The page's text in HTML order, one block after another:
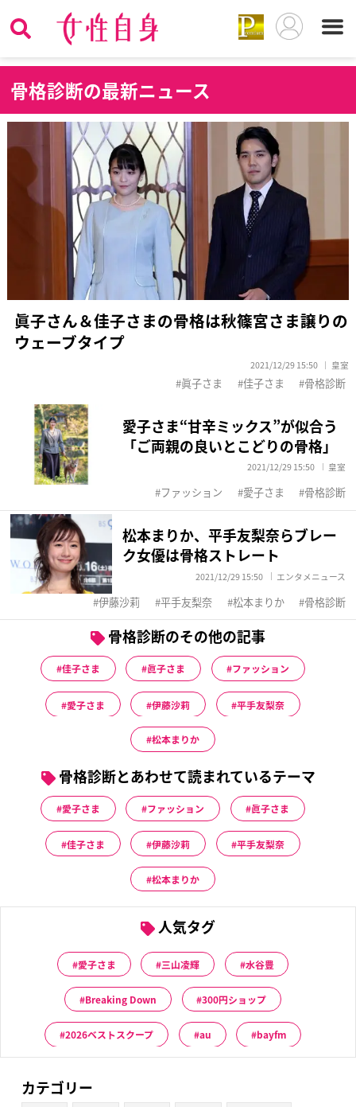
骨格診断の最新ニュース
眞子さん＆佳子さまの骨格は秋篠宮さま譲りの
ウェーブタイプ
2021/12/29 15:50 皇室
眞子さま 佳子さま 骨格診断
愛子さま“甘辛ミックス”が似合う
「ご両親の良いとこどりの骨格」
2021/12/29 15:50 皇室
ファッション 愛子さま 骨格診断
松本まりか、平手友梨奈らブレー
ク女優は骨格ストレート
2021/12/29 15:50 エンタメニュース
伊藤沙莉 平手友梨奈 松本まりか 骨格診断
骨格診断のその他の記事
佳子さま 眞子さま ファッション
愛子さま 伊藤沙莉 平手友梨奈
松本まりか
骨格診断とあわせて読まれているテーマ
愛子さま ファッション 眞子さま
佳子さま 伊藤沙莉 平手友梨奈
松本まりか
人気タグ
愛子さま 三山凌輝 水谷豊
Breaking Down 300円ショップ
2026ベストスクープ au bayfm
カテゴリー